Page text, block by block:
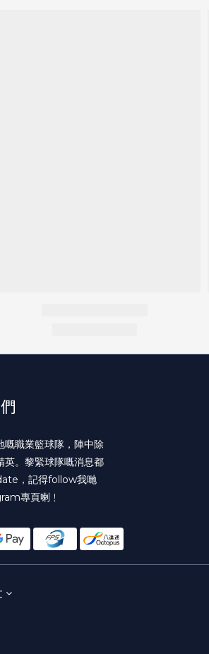
嘅職業籃球隊，陣中除
英。黎緊球隊嘅消息都
，記得follow我哋
專頁喇﹗